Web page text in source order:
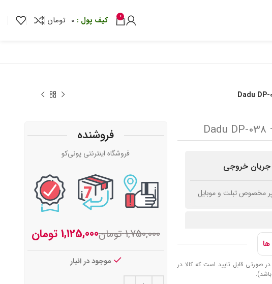
0
0 تومان
تومان
تومان
خروجی
صورتی قابل تایید است که کالا در
فروشنده
فروشگاه اینترنتی پونی‌کو
1,750,000 تومان1,125,000 تومان
موجود در انبار